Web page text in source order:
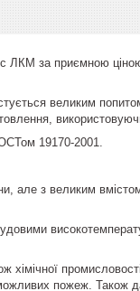
ЛКМ за приємною
великим
19170-2001.
але з великим
хімічної
пожеж. Також